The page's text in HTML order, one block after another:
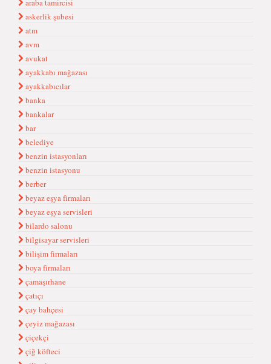
araba tamircisi
askerlik şubesi
atm
avm
avukat
ayakkabı mağazası
ayakkabıcılar
banka
bankalar
bar
belediye
benzin istasyonları
benzin istasyonu
berber
beyaz eşya firmaları
beyaz eşya servisleri
bilardo salonu
bilgisayar servisleri
bilişim firmaları
boya firmaları
çamaşırhane
çatıçı
çay bahçesi
çeyiz mağazası
çiçekçi
çiğ köfteci